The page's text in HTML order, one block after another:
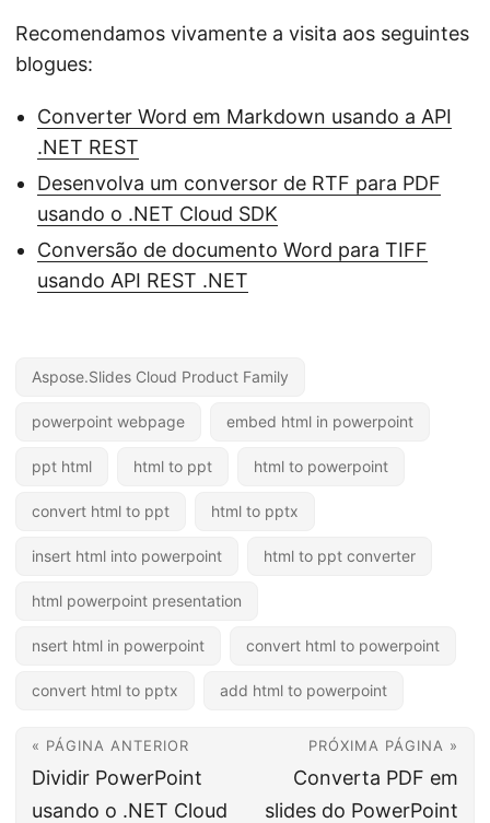
Recomendamos vivamente a visita aos seguintes
blogues:
Converter Word em Markdown usando a API
.NET REST
Desenvolva um conversor de RTF para PDF
usando o .NET Cloud SDK
Conversão de documento Word para TIFF
usando API REST .NET
Aspose.Slides Cloud Product Family
powerpoint webpage embed html in powerpoint
ppt html html to ppt html to powerpoint
convert html to ppt html to pptx
insert html into powerpoint html to ppt converter
html powerpoint presentation
nsert html in powerpoint convert html to powerpoint
convert html to pptx add html to powerpoint
« PÁGINA ANTERIOR
Dividir PowerPoint
usando o .NET Cloud
PRÓXIMA PÁGINA »
Converta PDF em
slides do PowerPoint